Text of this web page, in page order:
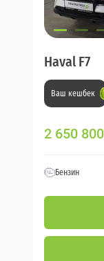
Haval F7
Ваш кешбек
2 650 800
Бензин